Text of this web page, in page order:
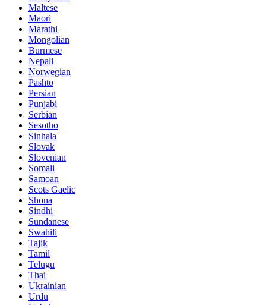
Maltese
Maori
Marathi
Mongolian
Burmese
Nepali
Norwegian
Pashto
Persian
Punjabi
Serbian
Sesotho
Sinhala
Slovak
Slovenian
Somali
Samoan
Scots Gaelic
Shona
Sindhi
Sundanese
Swahili
Tajik
Tamil
Telugu
Thai
Ukrainian
Urdu